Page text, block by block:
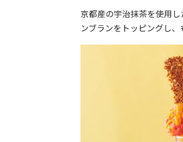
京都産の宇治抹茶を使用
ンブランをトッピングし、